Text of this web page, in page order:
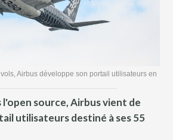
Airbus développe son portail utilisateurs en
l'open source, Airbus vient de
utilisateurs destiné à ses 55